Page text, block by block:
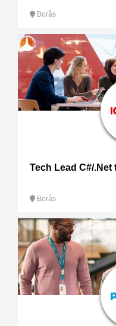
Borås
Tech Lead C#/
Borås